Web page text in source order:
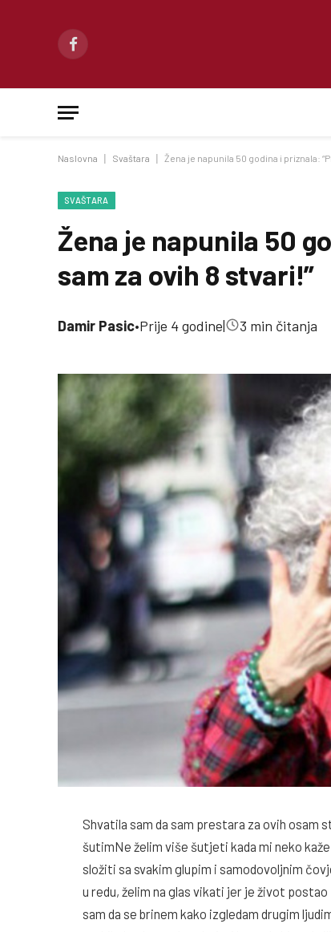
Facebook
Naslovna Svaštara Žena je napunila 50 godina i priznala:
SVAŠTARA
Žena je napunila 50
sam za ovih 8 stvari!”
Damir Pasic•Prije 4 godine| 3 min čitanja
Shvatila sam da sam prestara za ovih
šutimNe želim više šutjeti kada mi neko
složiti sa svakim glupim i samodovoljnim
u redu, želim na glas vikati jer je život
sam da se brinem kako izgledam drugim